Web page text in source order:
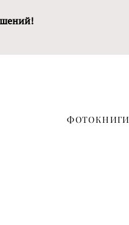
ФОТОКНИГИ